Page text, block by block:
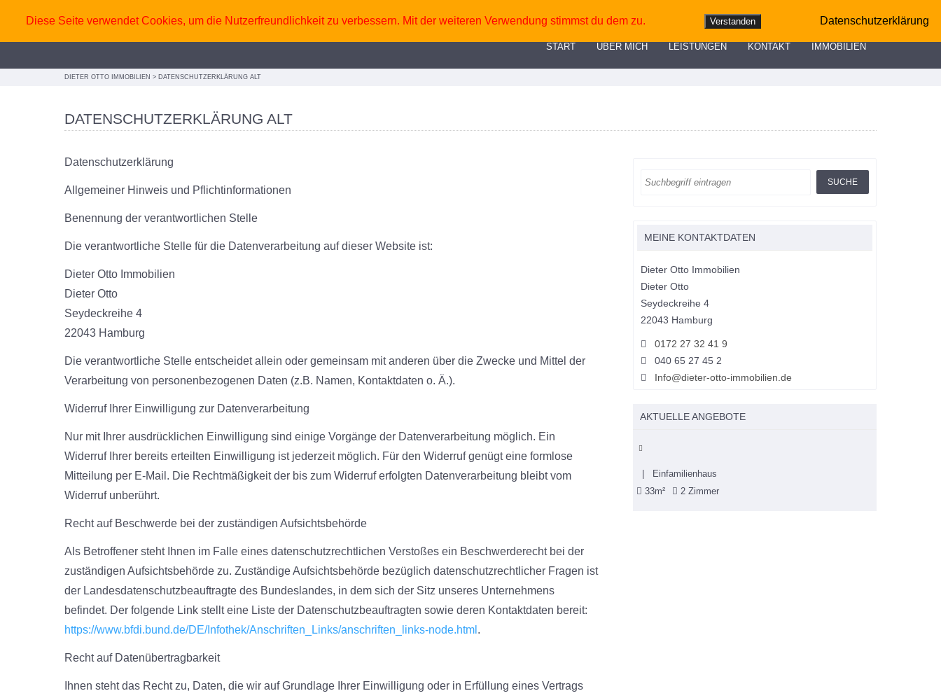
START ÜBER MICH LEISTUNGEN KONTAKT IMMOBILIEN
DIETER OTTO IMMOBILIEN > DATENSCHUTZERKLÄRUNG ALT
DATENSCHUTZERKLÄRUNG ALT
Datenschutzerklärung
Allgemeiner Hinweis und Pflichtinformationen
Benennung der verantwortlichen Stelle
Die verantwortliche Stelle für die Datenverarbeitung auf dieser Website ist:
Dieter Otto Immobilien
Dieter Otto
Seydeckreihe 4
22043 Hamburg
Die verantwortliche Stelle entscheidet allein oder gemeinsam mit anderen über die Zwecke und Mittel der
Verarbeitung von personenbezogenen Daten (z.B. Namen, Kontaktdaten o. Ä.).
Widerruf Ihrer Einwilligung zur Datenverarbeitung
Nur mit Ihrer ausdrücklichen Einwilligung sind einige Vorgänge der Datenverarbeitung möglich. Ein
Widerruf Ihrer bereits erteilten Einwilligung ist jederzeit möglich. Für den Widerruf genügt eine formlose
Mitteilung per E-Mail. Die Rechtmäßigkeit der bis zum Widerruf erfolgten Datenverarbeitung bleibt vom
Widerruf unberührt.
Recht auf Beschwerde bei der zuständigen Aufsichtsbehörde
Als Betroffener steht Ihnen im Falle eines datenschutzrechtlichen Verstoßes ein Beschwerderecht bei der
zuständigen Aufsichtsbehörde zu. Zuständige Aufsichtsbehörde bezüglich datenschutzrechtlicher Fragen ist
der Landesdatenschutzbeauftragte des Bundeslandes, in dem sich der Sitz unseres Unternehmens
befindet. Der folgende Link stellt eine Liste der Datenschutzbeauftragten sowie deren Kontaktdaten bereit:
https://www.bfdi.bund.de/DE/Infothek/Anschriften_Links/anschriften_links-node.html .
Recht auf Datenübertragbarkeit
Ihnen steht das Recht zu, Daten, die wir auf Grundlage Ihrer Einwilligung oder in Erfüllung eines Vertrags
MEINE KONTAKTDATEN
Dieter Otto Immobilien
Dieter Otto
Seydeckreihe 4
22043 Hamburg
0172 27 32 41 9
040 65 27 45 2
Info@dieter-otto-immobilien.de
AKTUELLE ANGEBOTE
| Einfamilienhaus
33m²
2 Zimmer
Diese Seite verwendet Cookies, um die Nutzerfreundlichkeit zu verbessern. Mit der weiteren Verwendung stimmst du dem zu. Verstanden Datenschutzerklärung